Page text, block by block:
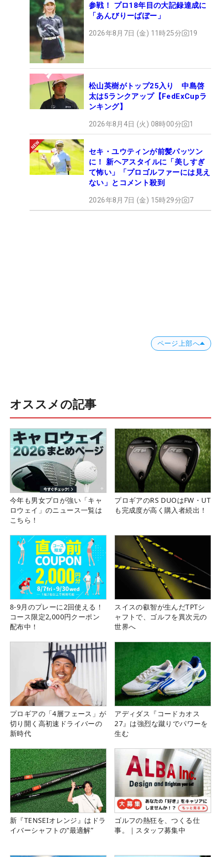
参戦！ プロ18年目の大記録達成に
「あんびりーばぼー」
2026年8月7日 (金) 11時25分 19
松山英樹がトップ25入り 中島啓
太は5ランクアップ【FedExCupラ
ンキング】
2026年8月4日 (火) 08時00分 1
セキ・ユウティンが前髪パッツン
に！ 新ヘアスタイルに「美しすぎ
て怖い」「プロゴルファーには見え
ない」とコメント殺到
2026年8月7日 (金) 15時29分 7
ページ上部へ
オススメの記事
今年も男女プロが強い「キャ
ロウェイ」のニュース一覧は
こちら！
プロギアのRS DUOはFW・UT
も完成度が高く購入者続出！
8-9月のプレーに2回使える！
コース限定2,000円クーポン
配布中！
スイスの叡智が生んだTPTシ
ャフトで、ゴルフを異次元の
世界へ
プロギアの「4層フェース」が
切り開く高初速ドライバーの
新時代
アディダス『コードカオス
27』は強烈な蹴りでパワーを
生む
新『TENSEIオレンジ』はドラ
イバーシャフトの“最適解”
ゴルフの熱狂を、つくる仕
事。｜スタッフ募集中